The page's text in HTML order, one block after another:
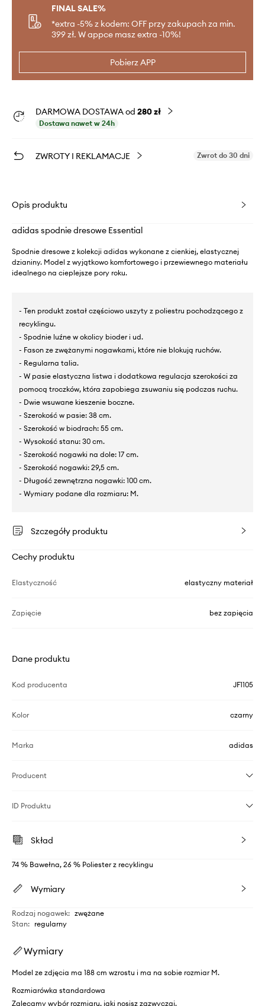
FINAL SALE%
*extra -5% z kodem: OFF przy zakupach za min.
399 zł. W appce masz extra -10%!
Pobierz APP
DARMOWA DOSTAWA od 280 zł
Dostawa nawet w 24h
ZWROTY I REKLAMACJE Zwrot do 30 dni
Opis produktu
adidas spodnie dresowe Essential
Spodnie dresowe z kolekcji adidas wykonane z cienkiej, elastycznej
dzianiny. Model z wyjątkowo komfortowego i przewiewnego materiału
idealnego na cieplejsze pory roku.
- Ten produkt został częściowo uszyty z poliestru pochodzącego z
recyklingu.
- Spodnie luźne w okolicy bioder i ud.
- Fason ze zwężanymi nogawkami, które nie blokują ruchów.
- Regularna talia.
- W pasie elastyczna listwa i dodatkowa regulacja szerokości za
pomocą troczków, która zapobiega zsuwaniu się podczas ruchu.
- Dwie wsuwane kieszenie boczne.
- Szerokość w pasie: 38 cm.
- Szerokość w biodrach: 55 cm.
- Wysokość stanu: 30 cm.
- Szerokość nogawki na dole: 17 cm.
- Szerokość nogawki: 29,5 cm.
- Długość zewnętrzna nogawki: 100 cm.
- Wymiary podane dla rozmiaru: M.
Szczegóły produktu
Cechy produktu
Elastyczność elastyczny materiał
Zapięcie bez zapięcia
Dane produktu
Kod producenta JF1105
Kolor czarny
Marka adidas
Producent
ID Produktu
Skład
74 % Bawełna, 26 % Poliester z recyklingu
Wymiary
Rodzaj nogawek: zwężane
Stan: regularny
Wymiary
Model ze zdjęcia ma 188 cm wzrostu i ma na sobie rozmiar M.
Rozmiarówka standardowa
Zalecamy wybór rozmiaru, jaki nosisz zazwyczaj.